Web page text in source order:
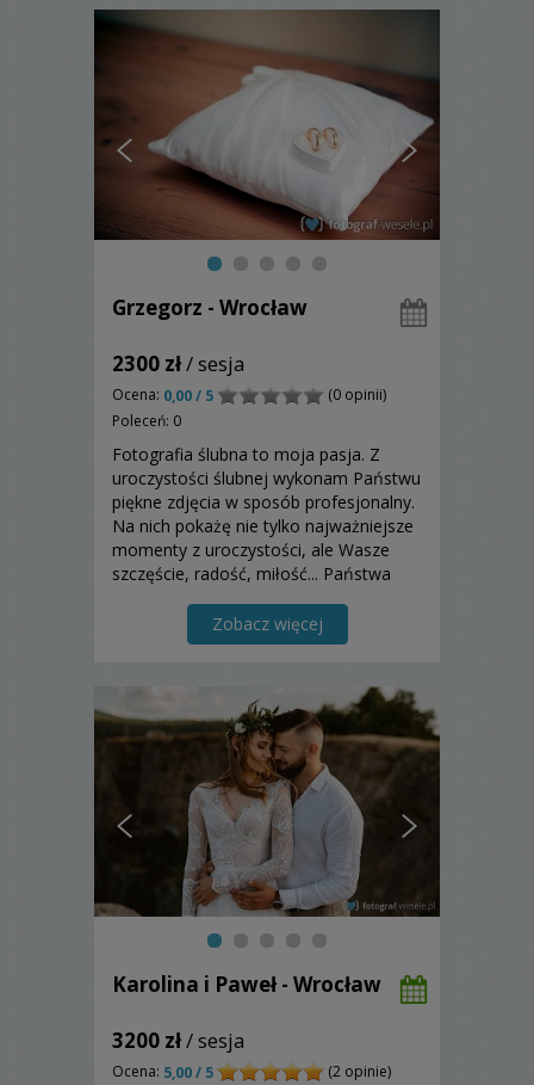
Grzegorz - Wrocław
2300 zł/ sesja
Ocena: 0,00 / 5
(0 opinii)
Poleceń: 0
Fotografia ślubna to moja pasja. Z
uroczystości ślubnej wykonam Państwu
piękne zdjęcia w sposób profesjonalny.
Na nich pokażę nie tylko najważniejsze
momenty z uroczystości, ale Wasze
szczęście, radość, miłość... Państwa
zdjęć wynagradza włożony trud mojej
Zobacz więcej
Karolina i Paweł - Wrocław
3200 zł/ sesja
Ocena: 5,00 / 5 (2 opinie)